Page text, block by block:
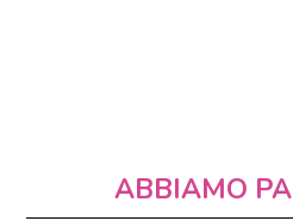
ABBIAMO